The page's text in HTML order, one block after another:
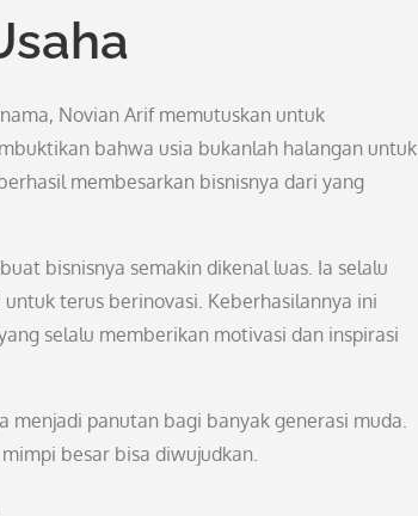
Novian Arif memutuskan untuk
bahwa usia bukanlah halangan untuk
membesarkan bisnisnya dari yang
bisnisnya semakin dikenal luas. Ia selalu
terus berinovasi. Keberhasilannya ini
selalu memberikan motivasi dan inspirasi
menjadi panutan bagi banyak generasi muda.
besar bisa diwujudkan.